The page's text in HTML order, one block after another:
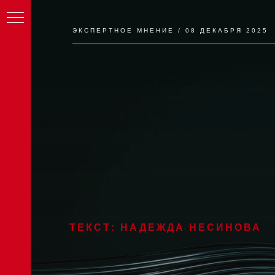
ТЕКСТ: НАДЕЖДА НЕСИНОВА
ЭКСПЕРТНОЕ МНЕНИЕ / 08 ДЕКАБРЯ 2025